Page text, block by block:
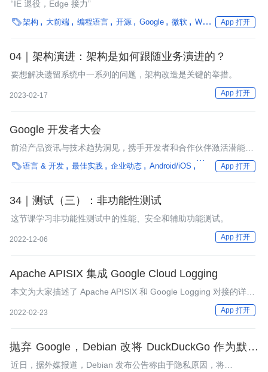
“IE 退役，Edge 接力”
架构 大前端 编程语言 开源 Google 微软 Web框架 Mozilla
App 打开
04｜架构演进：架构是如何跟随业务演进的？
要想解决遗留系统中一系列的问题，架构改造是关键的举措。
2023-02-17 App 打开
Google 开发者大会
前沿产品资讯与技术趋势洞见，携手开发者和合作伙伴激活潜能，
共创机遇，共谋发展。
语言 & 开发 最佳实践 企业动态 Android/iOS 编程语言App 打开
34｜测试（三）：非功能性测试
这节课学习非功能性测试中的性能、安全和辅助功能测试。
2022-12-06 App 打开
Apache APISIX 集成 Google Cloud Logging
本文为大家描述了 Apache APISIX 和 Google Logging 对接的详细
操作步骤，希望通过本文可以让大家对于在 Apache APISIX 中使
用 Google Cloud 有了更清晰的理解，方便后续进行上手实操。
2022-02-23 App 打开
抛弃 Google，Debian 改将 DuckDuckGo 作为默认
搜索引擎
近日，据外媒报道，Debian 发布公告称由于隐私原因，将